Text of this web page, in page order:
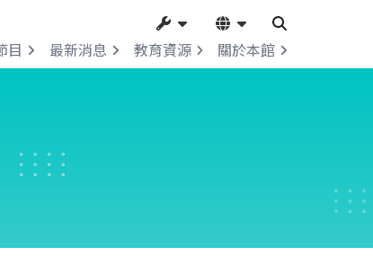
目 最新消息 教育資源 關於本館